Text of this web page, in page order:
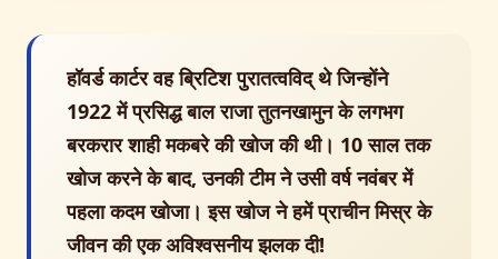
हॉवर्ड कार्टर वह ब्रिटिश पुरातत्वविद् थे जिन्होंने
1922 में प्रसिद्ध बाल राजा तुतनखामुन के लगभग
बरकरार शाही मकबरे की खोज की थी। 10 साल तक
खोज करने के बाद, उनकी टीम ने उसी वर्ष नवंबर में
पहला कदम खोजा। इस खोज ने हमें प्राचीन मिस्र के
जीवन की एक अविश्वसनीय झलक दी!